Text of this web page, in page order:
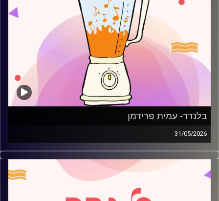
בלנדר- עמית פרידמן
31/05/2026
מוזיקה רגועה לפתוח איתה את הבוקר בהגשת עמית פרידמן
קרדיט תמונות:
AudioVersity